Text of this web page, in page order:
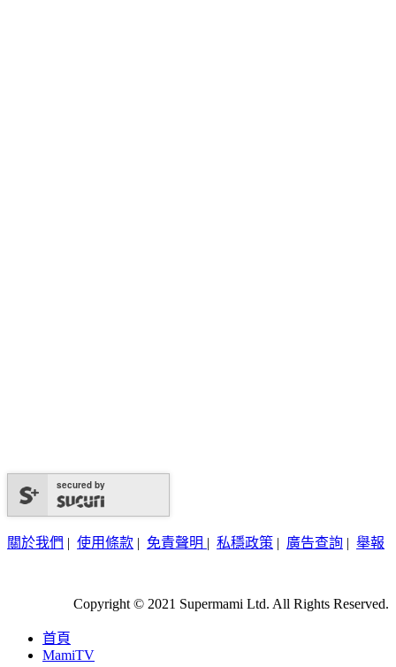
secured by
關於我們 | 使用條款 | 免責聲明 | 私穩政策 | 廣告查詢 | 舉報
Copyright © 2021 Supermami Ltd. All Rights Reserved.
首頁
MamiTV